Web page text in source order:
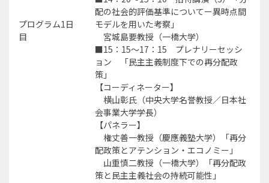
プログラム1日
目
配の社会的評価基準についてー異時点間
モデルを用いた考察」
宮城島要教授（一橋大学）
■15：15～17：15 プレナリーセッシ
ョン 「民主主義制度下での再分配政
策」
【コーディネーター】
横山彰氏（中央大学名誉教授／日本社
会事業大学学長）
【パネラー】
権丈善一教授（慶應義塾大学）「再分
配政策とアテンション・エコノミー」
山重慎二教授（一橋大学）「再分配政
策と民主主義社会の持続可能性」